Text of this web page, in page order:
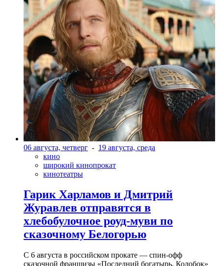
06 августа, четверг - 19 августа, среда
кино
широкий кинопрокат
кинотеатры
Гарик Харламов и Дмитрий
Журавлев отправятся в
хлебобулочное роуд-муви по
сказочному Белогорью
С 6 августа в российском прокате — спин-офф
сказочной франшизы «Последний богатырь. Колобок»